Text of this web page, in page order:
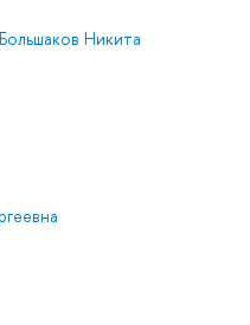
Большаков Никита